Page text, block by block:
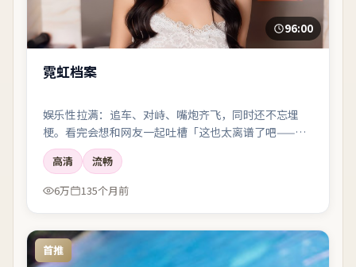
96:00
霓虹档案
娱乐性拉满：追车、对峙、嘴炮齐飞，同时还不忘埋
梗。看完会想和网友一起吐槽「这也太离谱了吧——但
好爽」。
高清
流畅
6万
135个月前
首推